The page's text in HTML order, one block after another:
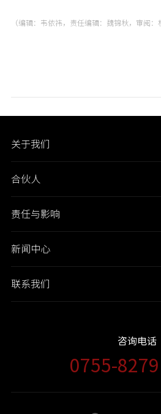
（编辑：韦依祎，责任编辑：魏锦秋，审阅：
关于我们
合伙人
责任与影响
新闻中心
联系我们
咨询电话
0755-